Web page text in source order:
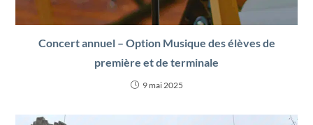
Concert annuel – Option Musique des élèves de
première et de terminale
9 mai 2025